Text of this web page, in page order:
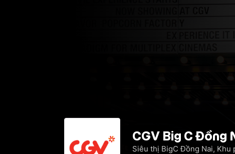
CGV Big C Đồng
Siêu thị BigC Đồng Nai, Khu